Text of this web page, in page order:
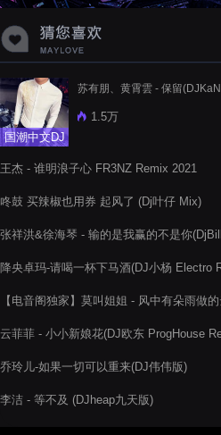
国潮中文DJ
苏有朋、黄霄雲 - 保留
1.5万
王杰 - 谁明浪子心 FR3NZ Remix 2021
咚鼓 买辣椒也用券 起风了 (Dj叶仔 Mix)
张祥洪&徐海琴 - 输的是我赢的不是你
降央卓玛-请喝一杯下马酒(DJ小杨 Electro
【电音阁独家】莫叫姐姐 - 风中有朵雨做
云菲菲 - 小小新娘花(DJ欧东 ProgHouse
乔玲儿-如果一切可以重来(DJ伟伟版)
李洁 - 等不及 (DJheap九天版)